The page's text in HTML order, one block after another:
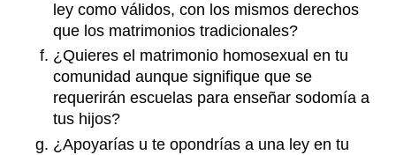
ley como válidos, con los mismos derechos
que los matrimonios tradicionales?
¿Quieres el matrimonio homosexual en tu
comunidad aunque signifique que se
requerirán escuelas para enseñar sodomía a
tus hijos?
¿Apoyarías u te opondrías a una ley en tu